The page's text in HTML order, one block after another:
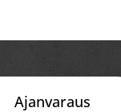
Ajanvaraus